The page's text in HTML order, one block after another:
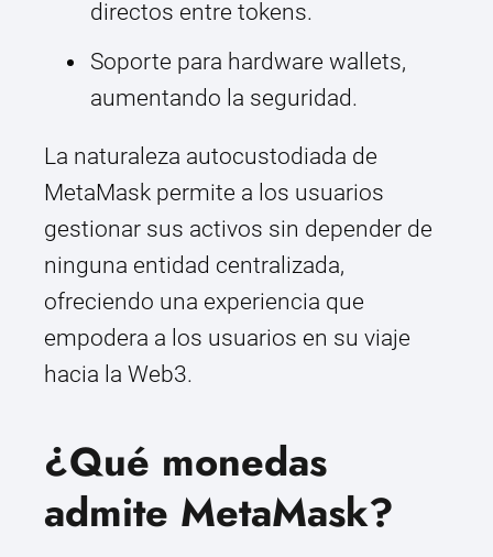
directos entre tokens.
Soporte para hardware wallets,
aumentando la seguridad.
La naturaleza autocustodiada de
MetaMask permite a los usuarios
gestionar sus activos sin depender de
ninguna entidad centralizada,
ofreciendo una experiencia que
empodera a los usuarios en su viaje
hacia la Web3.
¿Qué monedas
admite MetaMask?